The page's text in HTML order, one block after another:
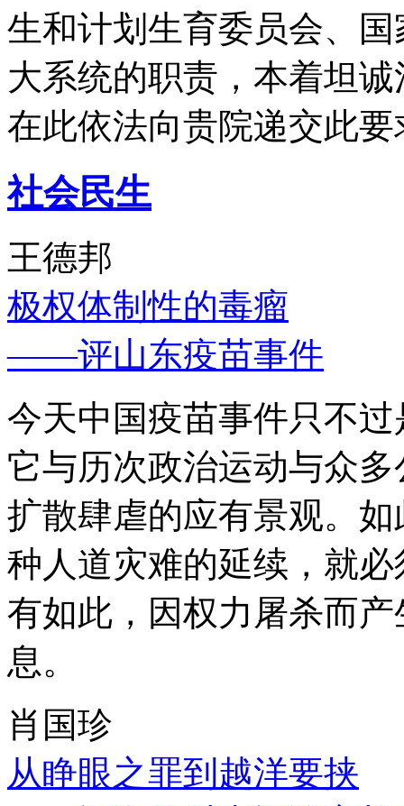
生和计划生育委员会、
大系统的职责，本着坦
在此依法向贵院递交此要
社会民生
王德邦
极权体制性的毒瘤
——评山东疫苗事件
今天中国疫苗事件只不
它与历次政治运动与众
扩散肆虐的应有景观。
种人道灾难的延续，就
有如此，因权力屠杀而
息。
肖国珍
从睁眼之罪到越洋要挟